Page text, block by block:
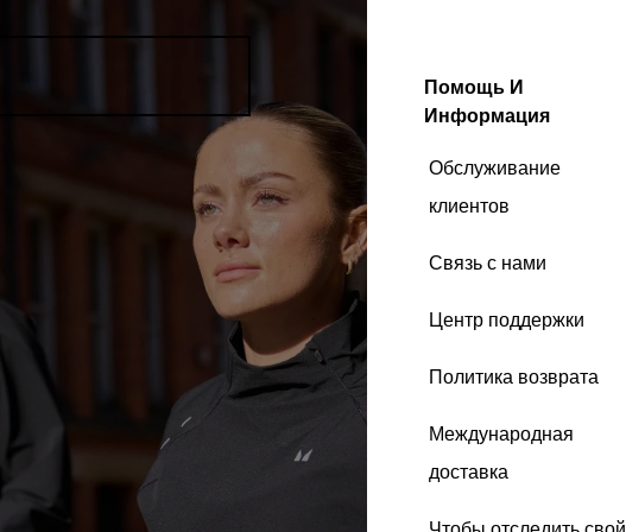
Помощь И
Информация
Обслуживание
клиентов
Связь с нами
Центр поддержки
Политика возврата
Международная
доставка